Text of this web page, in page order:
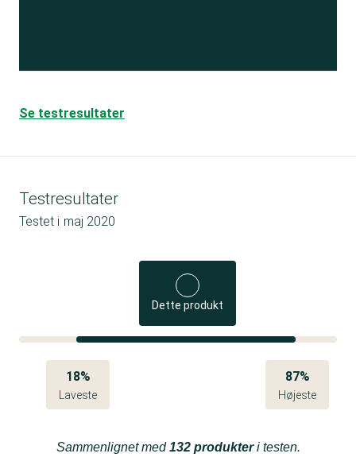
Se testresultater
Testresultater
Testet i maj 2020
Dette produkt
18%
Laveste
87%
Højeste
Sammenlignet med132 produkteri testen.